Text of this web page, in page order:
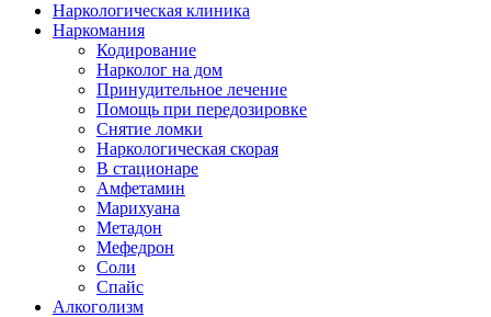
Наркологическая клиника
Наркомания
Кодирование
Нарколог на дом
Принудительное лечение
Помощь при передозировке
Снятие ломки
Наркологическая скорая
В стационаре
Амфетамин
Марихуана
Метадон
Мефедрон
Соли
Спайс
Алкоголизм